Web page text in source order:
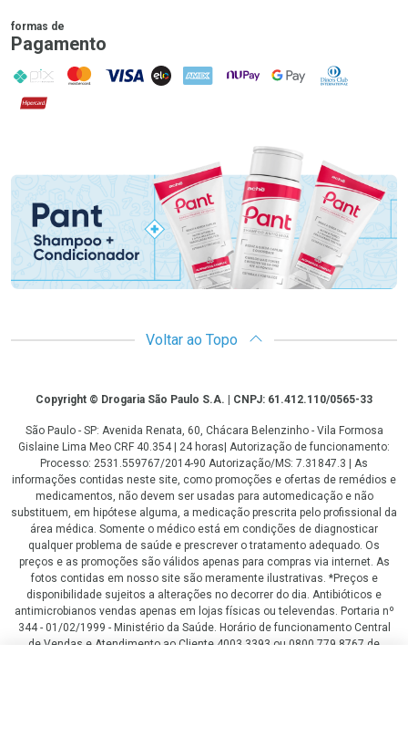
formas de
Pagamento
PIX MasterCard
VISA ELO AMEX NuPay Google PayDiners Club
Hipercard
Promoção em Destaque
Voltar ao Topo
CopyrightCopyright © Drogaria São Paulo S.A. | CNPJ: 61.412.110/0565-33
São Paulo - SP: Avenida Renata, 60, Chácara Belenzinho - Vila Formosa
Gislaine Lima Meo CRF 40.354 | 24 horas| Autorização de funcionamento:
Processo: 2531.559767/2014-90 Autorização/MS: 7.31847.3 | As
informações contidas neste site, como promoções e ofertas de remédios e
medicamentos, não devem ser usadas para automedicação e não
substituem, em hipótese alguma, a medicação prescrita pelo profissional da
área médica. Somente o médico está em condições de diagnosticar
qualquer problema de saúde e prescrever o tratamento adequado. Os
preços e as promoções são válidos apenas para compras via internet. As
fotos contidas em nosso site são meramente ilustrativas. *Preços e
disponibilidade sujeitos a alterações no decorrer do dia. Antibióticos e
antimicrobianos vendas apenas em lojas físicas ou televendas. Portaria nº
344 - 01/02/1999 - Ministério da Saúde. Horário de funcionamento Central
de Vendas e Atendimento ao Cliente 4003 3393 ou 0800 779 8767 de